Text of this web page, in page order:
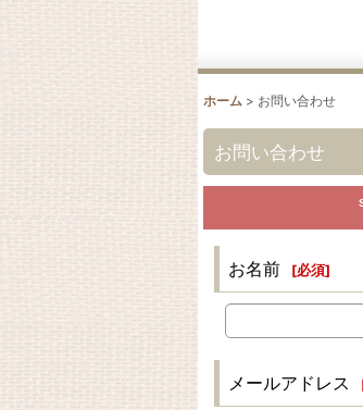
ホーム > お問い合わせ
お問い合わせ
お名前 [必須]
メールアドレス